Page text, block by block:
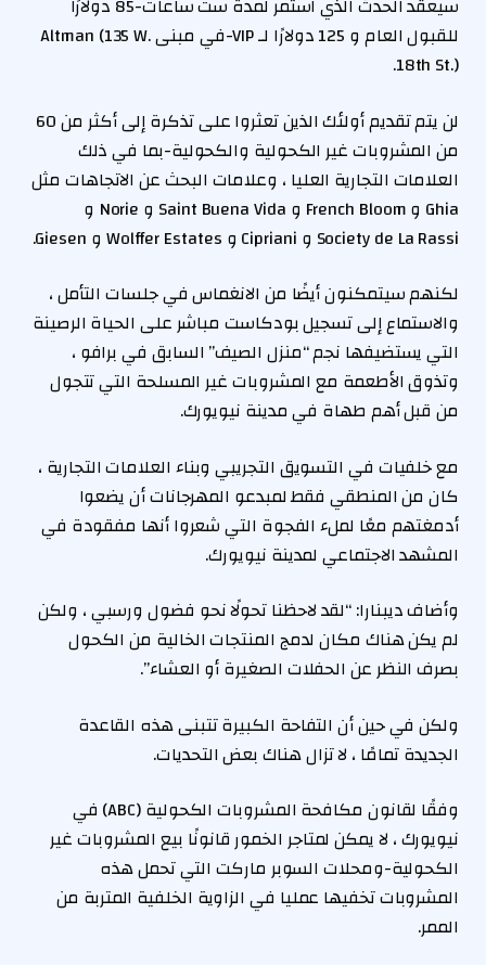
سيعقد الحدث الذي استمر لمدة ست ساعات-85 دولارًا
للقبول العام و 125 دولارًا لـ VIP-في مبنى Altman (135 W.
18th St.).
لن يتم تقديم أولئك الذين تعثروا على تذكرة إلى أكثر من 60
من المشروبات غير الكحولية والكحولية-بما في ذلك
العلامات التجارية العليا ، وعلامات البحث عن الاتجاهات مثل
Ghia و French Bloom و Saint Buena Vida و Norie و
Society de La Rassi و Cipriani و Wolffer Estates و Giesen.
لكنهم سيتمكنون أيضًا من الانغماس في جلسات التأمل ،
والاستماع إلى تسجيل بودكاست مباشر على الحياة الرصينة
التي يستضيفها نجم “منزل الصيف” السابق في برافو ،
وتذوق الأطعمة مع المشروبات غير المسلحة التي تتجول
من قبل أهم طهاة في مدينة نيويورك.
مع خلفيات في التسويق التجريبي وبناء العلامات التجارية ،
كان من المنطقي فقط لمبدعو المهرجانات أن يضعوا
أدمغتهم معًا لملء الفجوة التي شعروا أنها مفقودة في
المشهد الاجتماعي لمدينة نيويورك.
وأضاف ديبنارا: “لقد لاحظنا تحولًا نحو فضول ورسبي ، ولكن
لم يكن هناك مكان لدمج المنتجات الخالية من الكحول
بصرف النظر عن الحفلات الصغيرة أو العشاء”.
ولكن في حين أن التفاحة الكبيرة تتبنى هذه القاعدة
الجديدة تمامًا ، لا تزال هناك بعض التحديات.
وفقًا لقانون مكافحة المشروبات الكحولية (ABC) في
نيويورك ، لا يمكن لمتاجر الخمور قانونًا بيع المشروبات غير
الكحولية-ومحلات السوبر ماركت التي تحمل هذه
المشروبات تخفيها عمليا في الزاوية الخلفية المتربة من
الممر.